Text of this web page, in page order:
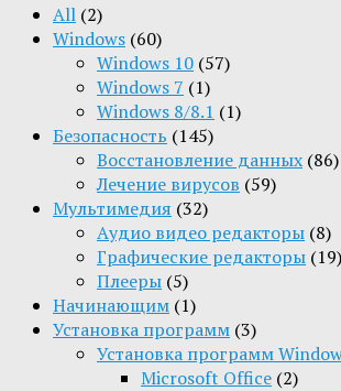
All (2)
Windows (60)
Windows 10 (57)
Windows 7 (1)
Windows 8/8.1 (1)
Безопасность (145)
Восстановление данных (86)
Лечение вирусов (59)
Мультимедия (32)
Aудио видео редакторы (8)
Графические редакторы (19)
Плееры (5)
Начинающим (1)
Установка программ (3)
Установка программ
Microsoft Office (2)